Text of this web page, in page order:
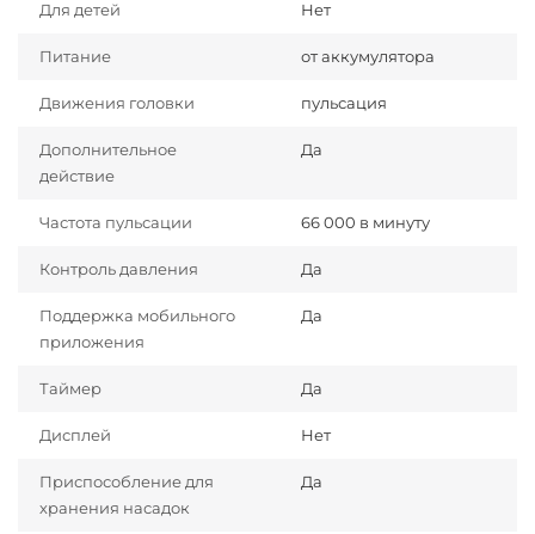
Для детей Нет
Питание от аккумулятора
Движения головки пульсация
Дополнительное
действие
Да
Частота пульсации 66 000 в минуту
Контроль давления Да
Поддержка мобильного
приложения
Да
Таймер Да
Дисплей Нет
Приспособление для
хранения насадок
Да